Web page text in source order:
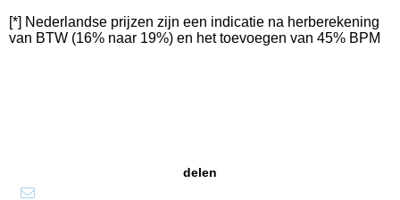
[*] Nederlandse prijzen zijn een indicatie na herberekening
van BTW (16% naar 19%) en het toevoegen van 45% BPM
delen